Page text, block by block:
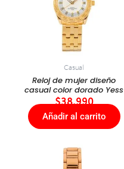
Casual
Reloj de mujer diseño
casual color dorado Yess
$38.990
Añadir al carrito